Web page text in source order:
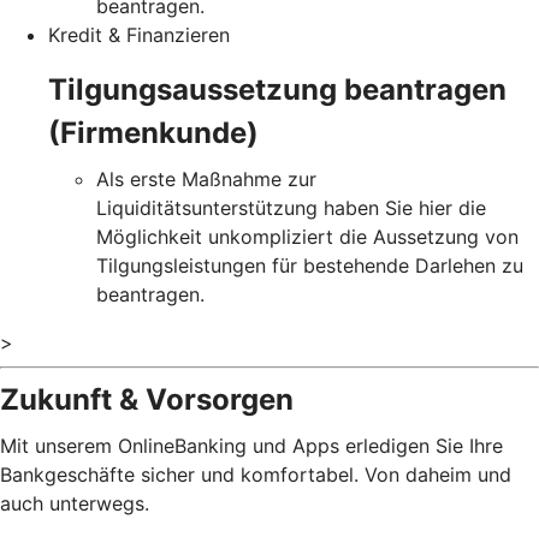
beantragen.
Kredit & Finanzieren
Tilgungsaussetzung beantragen
(Firmenkunde)
Als erste Maßnahme zur
Liquiditätsunterstützung haben Sie hier die
Möglichkeit unkompliziert die Aussetzung von
Tilgungsleistungen für bestehende Darlehen zu
beantragen.
>
Zukunft & Vorsorgen
Mit unserem OnlineBanking und Apps erledigen Sie Ihre
Bankgeschäfte sicher und komfortabel. Von daheim und
auch unterwegs.